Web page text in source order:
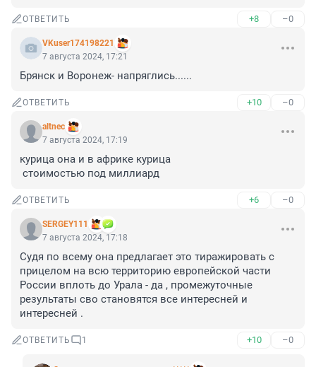
ОТВЕТИТЬ +8 –0
VKuser174198221
7 августа 2024, 17:21
Брянск и Воронеж- напряглись......
ОТВЕТИТЬ +10 –0
altnec
7 августа 2024, 17:19
курица она и в африке курица
стоимостью под миллиард
ОТВЕТИТЬ +6 –0
SERGEY111
7 августа 2024, 17:18
Судя по всему она предлагает это тиражировать с
прицелом на всю территорию европейской части
России вплоть до Урала - да , промежуточные
результаты сво становятся все интересней и
интересней .
ОТВЕТИТЬ 1 +10 –0